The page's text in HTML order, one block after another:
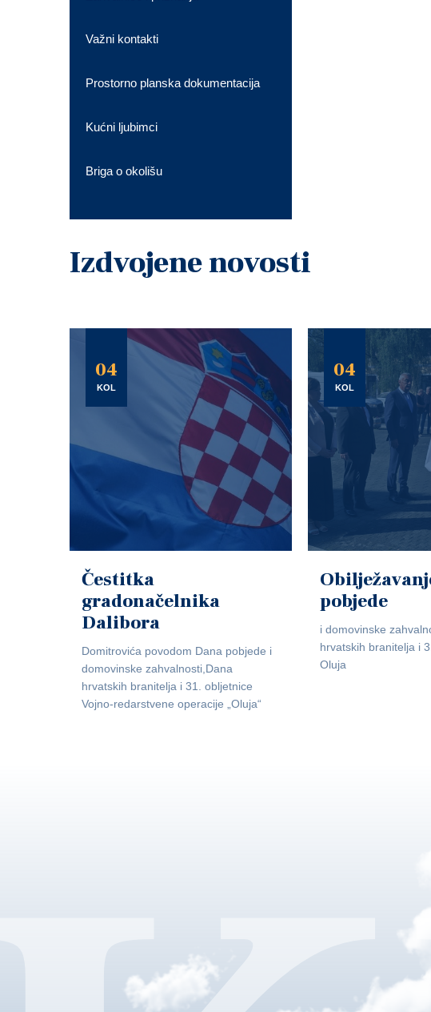
Važni kontakti
Prostorno planska dokumentacija
Kućni ljubimci
Briga o okolišu
Izdvojene novosti
04
KOL
Čestitka
gradonačelnika
Dalibora
Domitrovića povodom Dana pobjede i
domovinske zahvalnosti,Dana
hrvatskih branitelja i 31. obljetnice
Vojno-redarstvene operacije „Oluja“
04
KOL
pobjede
i domovinske
hrvatskih branitelja i
Oluja